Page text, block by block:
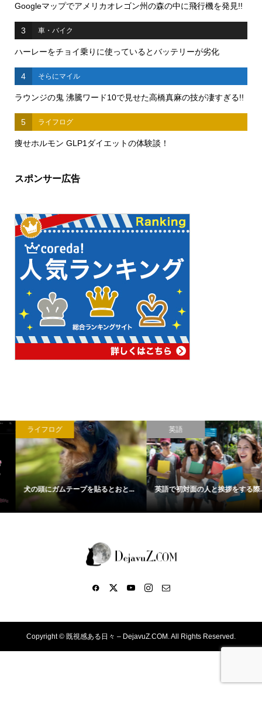
Googleマップでアメリカオレゴン州の森の中に飛行機を発見!!
3 車・バイク
ハーレーをチョイ乗りに使っているとバッテリーが劣化
4 そらにマイル
ラウンジの鬼 沸騰ワード10で見せた高橋真麻の技が凄すぎる!!
5 ライフログ
痩せホルモン GLP1ダイエットの体験談！
スポンサー広告
ライフログ
犬の頭にガムテープを貼るとおと... 英語で初対面の人と挨拶をする際...
Copyright © 既視感ある日々 – DejavuZ.COM. All Rights Reserved.